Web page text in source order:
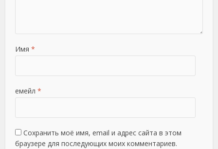
Имя *
емейл *
Сохранить моё имя, email и адрес сайта в этом
браузере для последующих моих комментариев.